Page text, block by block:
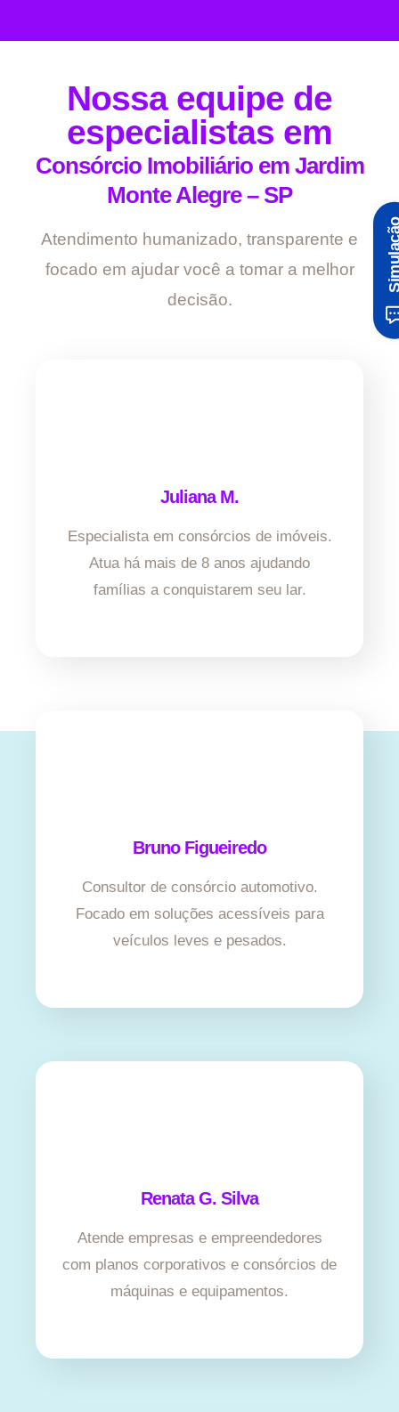
Nossa equipe de
especialistas em
Consórcio Imobiliário em Jardim
Monte Alegre – SP
Atendimento humanizado, transparente e
focado em ajudar você a tomar a melhor
decisão.
Juliana M.
Especialista em consórcios de imóveis.
Atua há mais de 8 anos ajudando
famílias a conquistarem seu lar.
Bruno Figueiredo
Consultor de consórcio automotivo.
Focado em soluções acessíveis para
veículos leves e pesados.
Renata G. Silva
Atende empresas e empreendedores
com planos corporativos e consórcios de
máquinas e equipamentos.